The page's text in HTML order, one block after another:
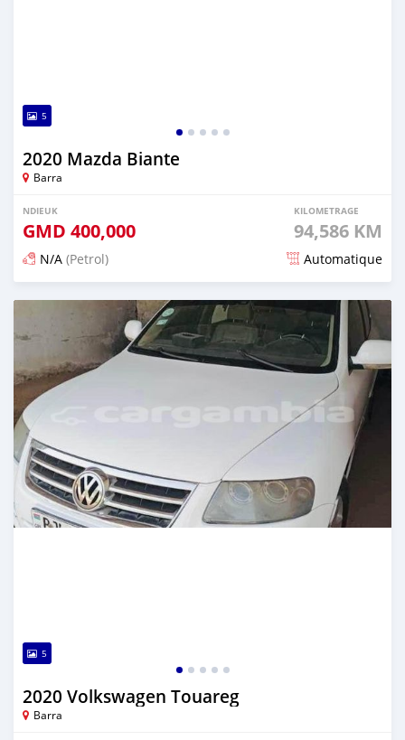
5
2020 Mazda Biante
Barra
NDIEUK
GMD 400,000
KILOMETRAGE
94,586 KM
N/A (Petrol) Automatique
Dougal na niou ko depuis about 2 years
5
2020 Volkswagen Touareg
Barra